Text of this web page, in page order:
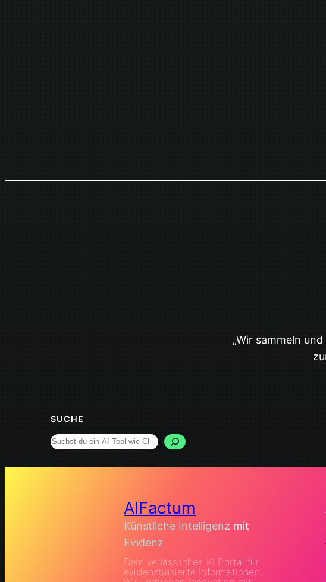
„Wir sammeln
SUCHE
Search
AIFactum
Künstliche Intelligenz mit
Evidenz
Dein verlässliches KI Portal für
evidenzbasierte Informationen.